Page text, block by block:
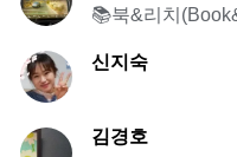
📚북&리치
신지숙
김경호